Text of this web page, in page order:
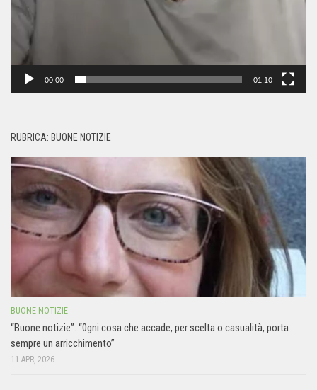
00:00 01:10
RUBRICA: BUONE NOTIZIE
BUONE NOTIZIE
“Buone notizie”. “0gni cosa che accade, per scelta o casualità, porta
sempre un arricchimento”
11 APR, 2026